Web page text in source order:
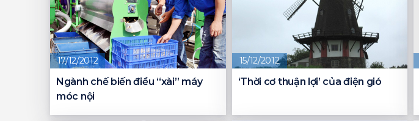
17/12/2012
Ngành chế biến điều “xài” máy
móc nội
15/12/2012
‘Thời cơ thuận lợi’ của điện gió